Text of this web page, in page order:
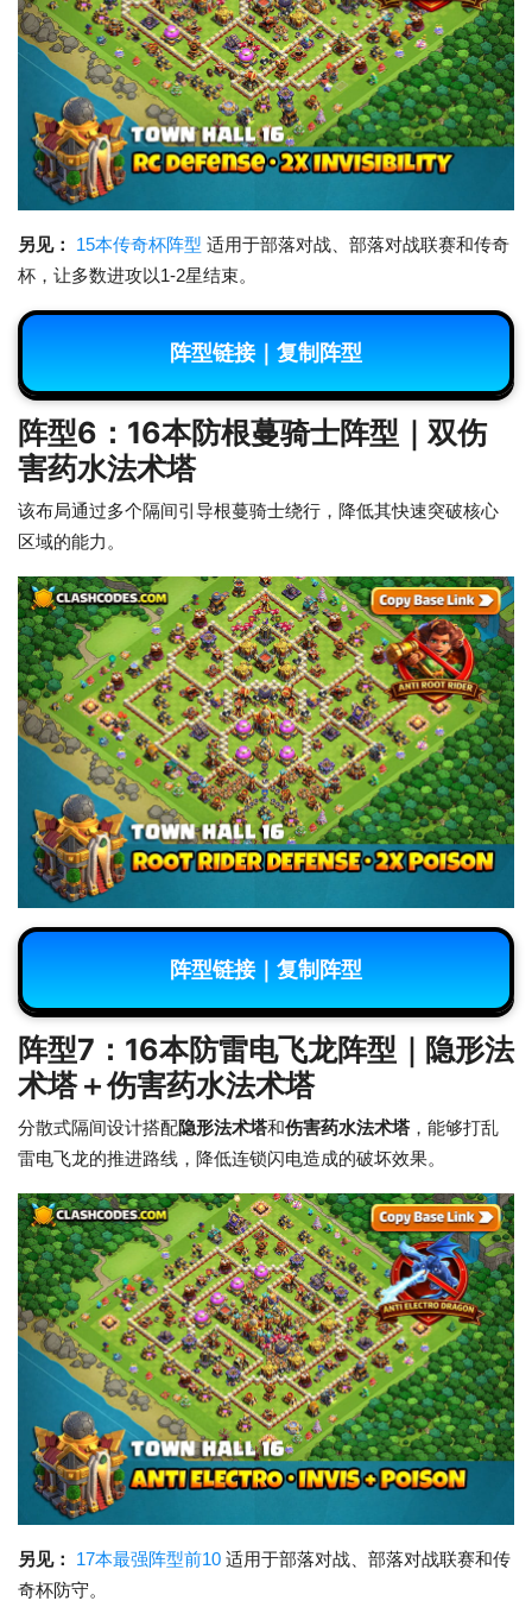
另见： 15本传奇杯阵型 适用于部落对战、部落对战联赛和传奇
杯，让多数进攻以1-2星结束。
阵型链接｜复制阵型
阵型6：16本防根蔓骑士阵型｜双伤
害药水法术塔
该布局通过多个隔间引导根蔓骑士绕行，降低其快速突破核心
区域的能力。
阵型链接｜复制阵型
阵型7：16本防雷电飞龙阵型｜隐形法
术塔＋伤害药水法术塔
分散式隔间设计搭配隐形法术塔和伤害药水法术塔，能够打乱
雷电飞龙的推进路线，降低连锁闪电造成的破坏效果。
另见： 17本最强阵型前10 适用于部落对战、部落对战联赛和传
奇杯防守。